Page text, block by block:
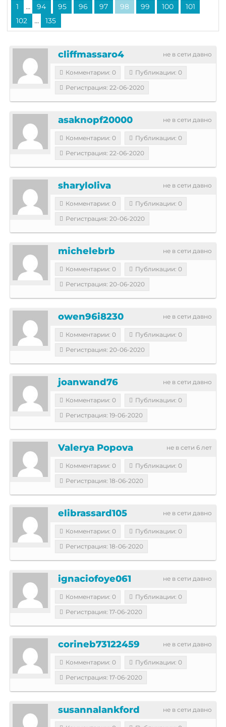
1 ... 94 95 96 97 98 99 100
101
102
... 135
не в сети давно
cliffmassaro4
Комментарии: 0
Публикации: 0
Регистрация: 22-06-2020
не в сети давно
asaknopf20000
Комментарии: 0
Публикации: 0
Регистрация: 22-06-2020
не в сети давно
sharyloliva
Комментарии: 0
Публикации: 0
Регистрация: 20-06-2020
не в сети давно
michelebrb
Комментарии: 0
Публикации: 0
Регистрация: 20-06-2020
не в сети давно
owen96i8230
Комментарии: 0
Публикации: 0
Регистрация: 20-06-2020
не в сети давно
joanwand76
Комментарии: 0
Публикации: 0
Регистрация: 19-06-2020
не в сети 6 лет
Valerya Popova
Комментарии: 0
Публикации: 0
Регистрация: 18-06-2020
не в сети давно
elibrassard105
Комментарии: 0
Публикации: 0
Регистрация: 18-06-2020
не в сети давно
ignaciofoye061
Комментарии: 0
Публикации: 0
Регистрация: 17-06-2020
не в сети давно
corineb73122459
Комментарии: 0
Публикации: 0
Регистрация: 17-06-2020
не в сети давно
susannalankford